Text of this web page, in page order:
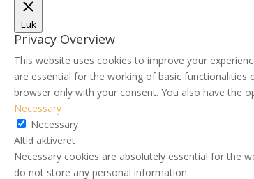
Luk
Privacy Overview
This website uses cookies to improve your
are essential for the working of basic functionalities
browser only with your consent. You also have the
Necessary
Necessary
Altid aktiveret
Necessary cookies are absolutely essential for the
do not store any personal information.